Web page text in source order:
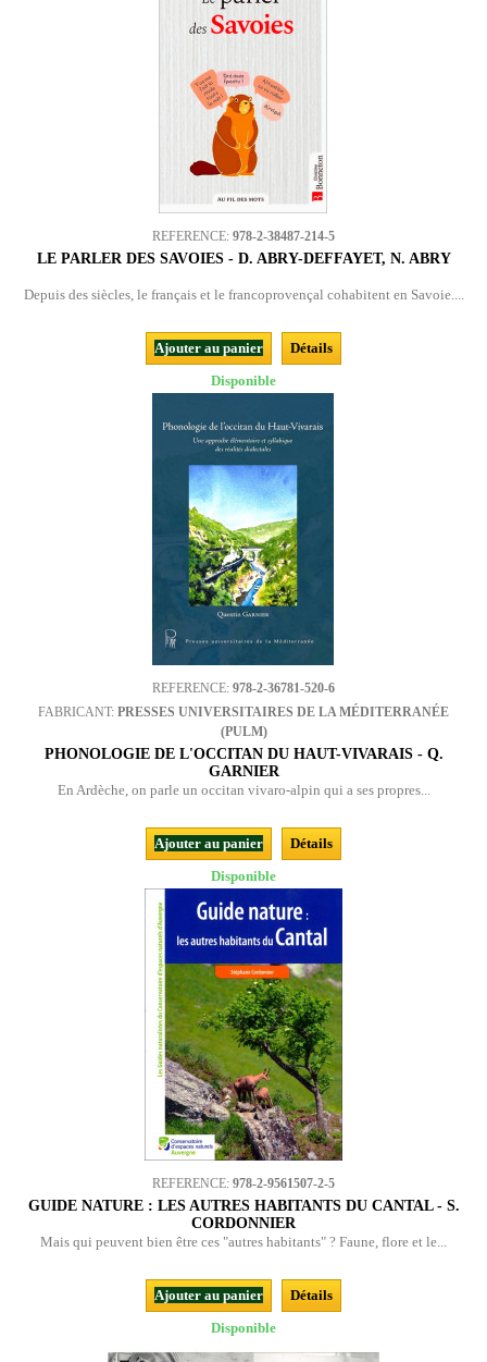
REFERENCE: 978-2-38487-214-5
LE PARLER DES SAVOIES - D. ABRY-DEFFAYET, N. ABRY
Depuis des siècles, le français et le francoprovençal cohabitent en Savoie....
Ajouter au panier
Détails
Disponible
REFERENCE: 978-2-36781-520-6
FABRICANT: PRESSES UNIVERSITAIRES DE LA MÉDITERRANÉE
(PULM)
PHONOLOGIE DE L'OCCITAN DU HAUT-VIVARAIS - Q.
GARNIER
En Ardèche, on parle un occitan vivaro-alpin qui a ses propres...
Ajouter au panier
Détails
Disponible
REFERENCE: 978-2-9561507-2-5
GUIDE NATURE : LES AUTRES HABITANTS DU CANTAL - S.
CORDONNIER
Mais qui peuvent bien être ces "autres habitants" ? Faune, flore et le...
Ajouter au panier
Détails
Disponible